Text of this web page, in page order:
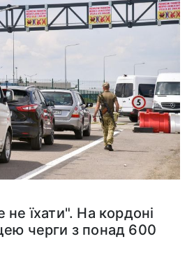
їхати". На кордоні
черги з понад 600